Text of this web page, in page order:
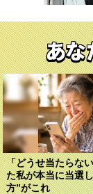
あな
「どうせ当たらな
た私が本当に当選
方”がこれ